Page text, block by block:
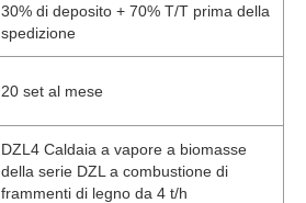
30% di deposito + 70% T/T prima della
spedizione
20 set al mese
DZL4 Caldaia a vapore a biomasse
della serie DZL a combustione di
frammenti di legno da 4 t/h